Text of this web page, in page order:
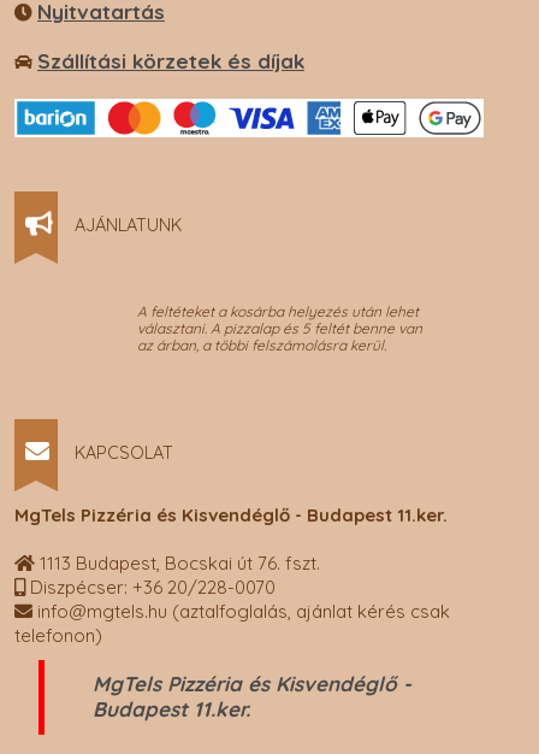
Nyitvatartás
Szállítási körzetek és díjak
AJÁNLATUNK
A feltéteket a kosárba helyezés után lehet
választani. A pizzalap és 5 feltét benne van
az árban, a többi felszámolásra kerül.
KAPCSOLAT
MgTels Pizzéria és Kisvendéglő - Budapest 11.ker.
1113 Budapest, Bocskai út 76. fszt.
Diszpécser: +36 20/228-0070
info@mgtels.hu (aztalfoglalás, ajánlat kérés csak
telefonon)
MgTels Pizzéria és Kisvendéglő -
Budapest 11.ker.